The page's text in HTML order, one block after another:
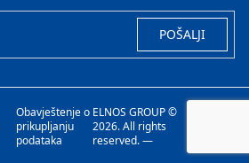
POŠALJI
Obavještenje o
prikupljanju
podataka
ELNOS GROUP ©
2026. All rights
reserved. —